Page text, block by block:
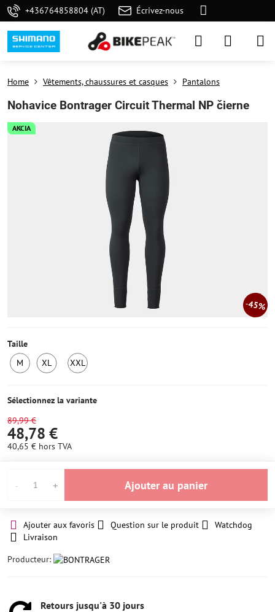
+436764858804 (AT) Écrivez-nous
AKCIA
45%
Home Vêtements, chaussures et casques Pantalons
Nohavice Bontrager Circuit Thermal NP čierne
Taille
M
stock
XL
stock
XXL
stock
Sélectionnez la variante
89,99 €
48,78 €
40,65 € hors TVA
Ajouter au panier
Ajouter aux favoris Question sur le produit
Watchdog
Livraison
Producteur:
Retours jusqu'à 30 jours